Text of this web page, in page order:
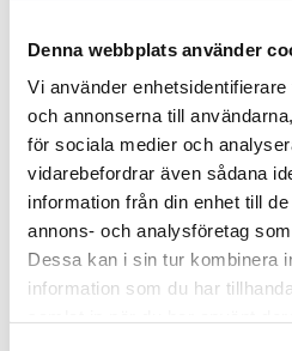
Denna webbplats använder
Vi använder
och annonserna till
för sociala medier och
vidarebefordrar även sådana
information från din enhet till
annons- och analysföretag
Dessa kan i sin tur kombinera
information som du har
Strömtänger med BNC kontakt
samt andra instrument
3,560.00kr –9,940.00kr
till